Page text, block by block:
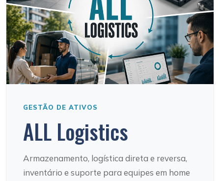
GESTÃO DE ATIVOS
ALL Logistics
Armazenamento, logística direta e reversa,
inventário e suporte para equipes em home